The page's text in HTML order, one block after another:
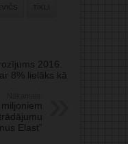
2016.
8% lielāks kā
Elast”